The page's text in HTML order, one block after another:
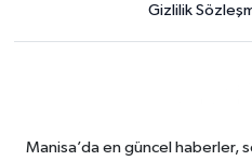
Gizlilik
Manisa’da en güncel haberler,